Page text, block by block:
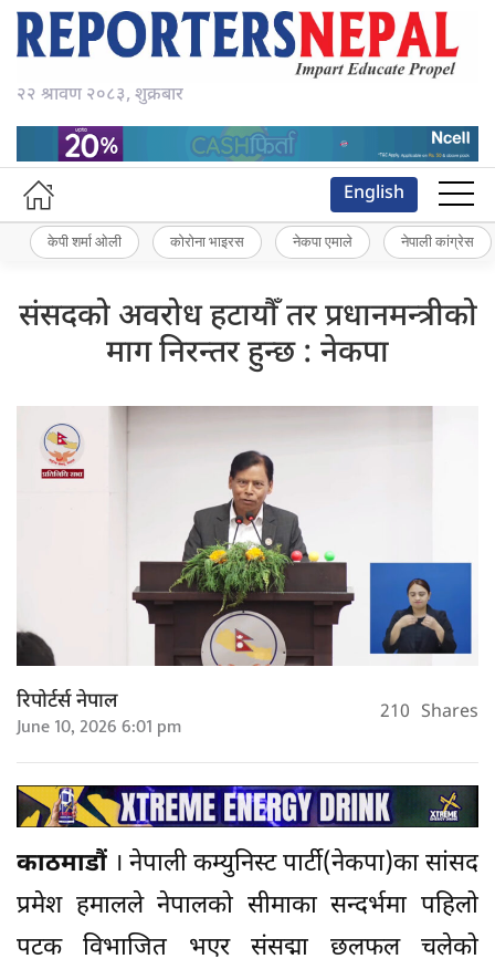
२२ श्रावण २०८३, शुक्रबार
English
केपी शर्मा ओली कोरोना भाइरस नेकपा एमाले नेपाली कांग्रेस
संसदको अवरोध हटायौँ तर प्रधानमन्त्रीको
माग निरन्तर हुन्छ : नेकपा
रिपोर्टर्स नेपाल
June 10, 2026 6:01 pm 210 Shares
काठमाडौं । नेपाली कम्युनिस्ट पार्टी(नेकपा)का सांसद
प्रमेश हमालले नेपालको सीमाका सन्दर्भमा पहिलो
पटक विभाजित भएर संसद्मा छलफल चलेको